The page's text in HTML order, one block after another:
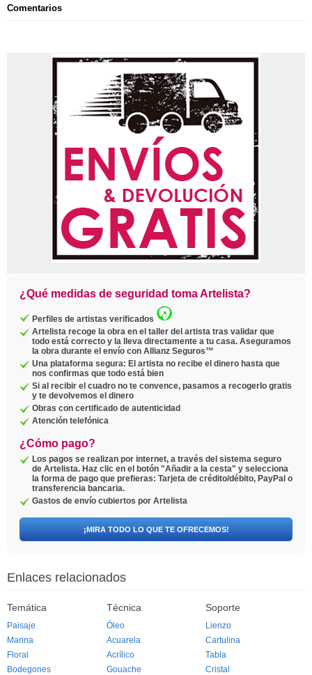
Comentarios
¿Qué medidas de seguridad toma Artelista?
Perfiles de artistas verificados
Artelista recoge la obra en el taller del artista tras validar que
todo está correcto y la lleva directamente a tu casa. Aseguramos
la obra durante el envío con Allianz Seguros™
Una plataforma segura: El artista no recibe el dinero hasta que
nos confirmas que todo está bien
Si al recibir el cuadro no te convence, pasamos a recogerlo gratis
y te devolvemos el dinero
Obras con certificado de autenticidad
Atención telefónica
¿Cómo pago?
Los pagos se realizan por internet, a través del sistema seguro
de Artelista. Haz clic en el botón "Añadir a la cesta" y selecciona
la forma de pago que prefieras: Tarjeta de crédito/débito, PayPal o
transferencia bancaria.
Gastos de envío cubiertos por Artelista
¡MIRA TODO LO QUE TE OFRECEMOS!
Enlaces relacionados
Temática
Paisaje
Marina
Floral
Bodegones
Técnica
Óleo
Acuarela
Acrílico
Gouache
Soporte
Lienzo
Cartulina
Tabla
Cristal